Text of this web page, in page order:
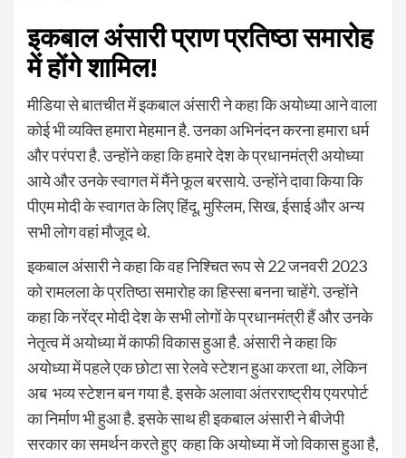
इकबाल अंसारी प्राण प्रतिष्ठा समारोह
में होंगे शामिल!
मीडिया से बातचीत में इकबाल अंसारी ने कहा कि अयोध्या आने वाला
कोई भी व्यक्ति हमारा मेहमान है. उनका अभिनंदन करना हमारा धर्म
और परंपरा है. उन्होंने कहा कि हमारे देश के प्रधानमंत्री अयोध्या
आये और उनके स्वागत में मैंने फूल बरसाये. उन्होंने दावा किया कि
पीएम मोदी के स्वागत के लिए हिंदू, मुस्लिम, सिख, ईसाई और अन्य
सभी लोग वहां मौजूद थे.
इकबाल अंसारी ने कहा कि वह निश्चित रूप से 22 जनवरी 2023
को रामलला के प्रतिष्ठा समारोह का हिस्सा बनना चाहेंगे. उन्होंने
कहा कि नरेंद्र मोदी देश के सभी लोगों के प्रधानमंत्री हैं और उनके
नेतृत्व में अयोध्या में काफी विकास हुआ है. अंसारी ने कहा कि
अयोध्या में पहले एक छोटा सा रेलवे स्टेशन हुआ करता था, लेकिन
अब भव्य स्टेशन बन गया है. इसके अलावा अंतरराष्ट्रीय एयरपोर्ट
का निर्माण भी हुआ है. इसके साथ ही इकबाल अंसारी ने बीजेपी
सरकार का समर्थन करते हुए कहा कि अयोध्या में जो विकास हुआ है,